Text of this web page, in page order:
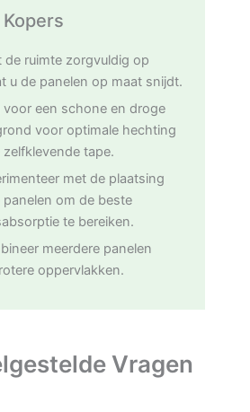
de ruimte zorgvuldig op
u de panelen op maat snijdt.
voor een schone en droge
voor optimale hechting
tape.
met de plaatsing
panelen om de beste
te bereiken.
meerdere panelen
oppervlakken.
Vragen